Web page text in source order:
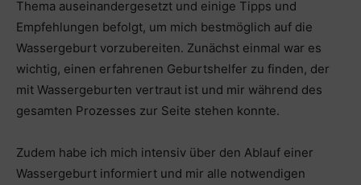
Thema auseinandergesetzt und einige Tipps und
Empfehlungen befolgt, um mich bestmöglich auf die
Wassergeburt vorzubereiten. Zunächst einmal war es
wichtig, einen erfahrenen Geburtshelfer zu finden, der
mit Wassergeburten vertraut ist und mir während des
gesamten Prozesses zur Seite stehen konnte.
Zudem habe ich mich intensiv über den Ablauf einer
Wassergeburt informiert und mir alle notwendigen